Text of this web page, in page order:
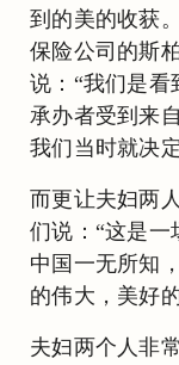
到的美的收获
保险公司的斯
说：“我们是看
承办者受到来
我们当时就决
而更让夫妇两
们说：“这是
中国一无所知
的伟大，美好
夫妇两个人非